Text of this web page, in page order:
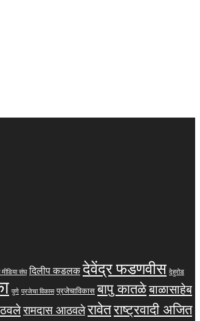
संघ दिलीप कडलक देवेंद्र फडणवीस देहुरोड
पुणे प्रजेचा विकास प्रजेचाविकास बापु कातळेबाळासाहेब
रामदास आठवलेरावेतराष्ट्रवादी अजित